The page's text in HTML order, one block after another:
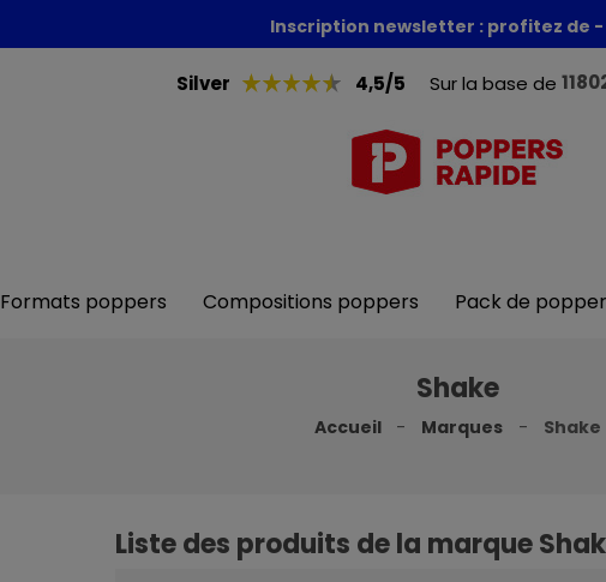
Foire aux poppers : - 30% + 1 poppers
Inscription newsletter : profitez de -
Silver 4,5/5 Sur la base de
Formats poppers Compositions poppers Pack de
Shake
Accueil Marques Shake
Liste des produits de la marque